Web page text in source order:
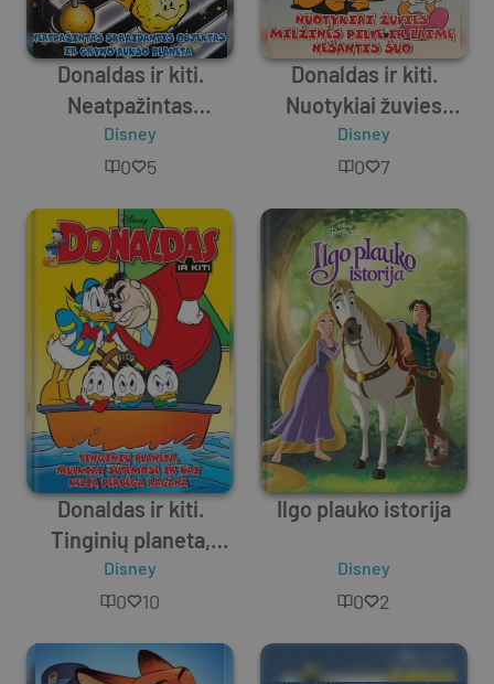
Donaldas ir kiti.
Neatpažintas
skraidantis objektas
ir gryno aukso
Disney
0 5
Donaldas ir kiti.
Nuotykiai žuvies
milžinės pilve ir laimę
nešantis šuo
Disney
0 7
Donaldas ir kiti.
Tinginių planeta,
mulkiai sutemose ir
kai kelią perbėga
Disney
0 10
Ilgo plauko istorija
Disney
0 2